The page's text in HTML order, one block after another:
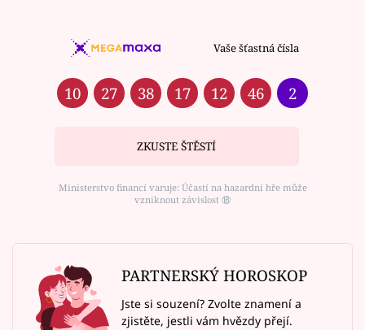
Vaše šťastná čísla
10 27 38 17 12 46 2
ZKUSTE ŠTĚSTÍ
Ministerstvo financí varuje: Účastí na hazardní hře může
vzniknout závislost ⑱
PARTNERSKÝ HOROSKOP
Jste si souzení? Zvolte znamení a
zjistěte, jestli vám hvězdy přejí.